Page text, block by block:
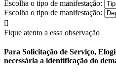
Escolha o tipo de manifestação:
Escolha o tipo de manifestação:
Fique atento a essa observação
Para Solicitação de Serviço,
necessária a identificação do